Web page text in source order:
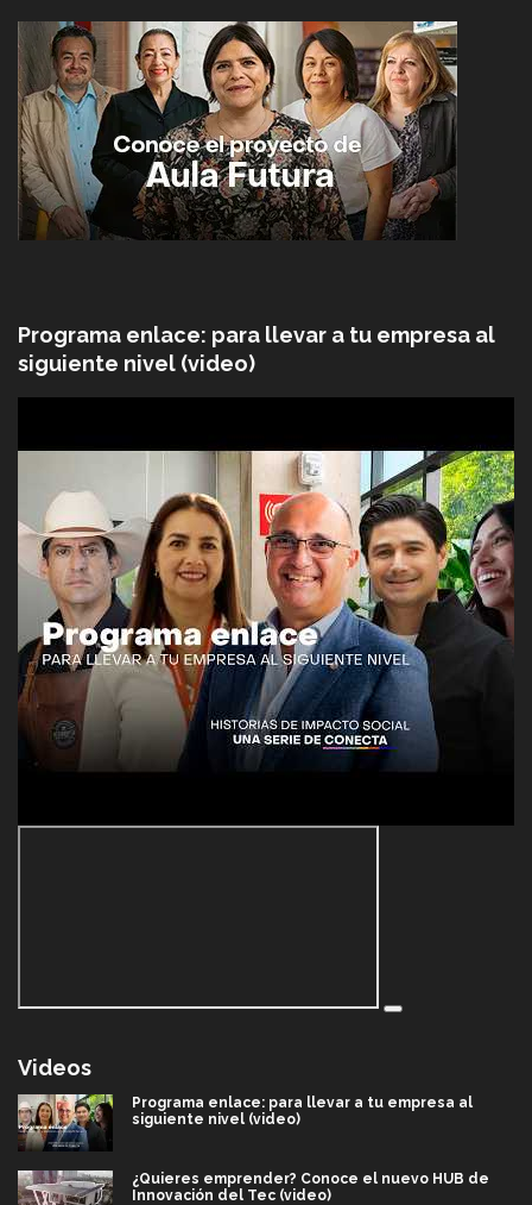
Programa enlace: para llevar a tu empresa al
siguiente nivel (video)
Videos
Programa enlace: para llevar a tu empresa al
siguiente nivel (video)
¿Quieres emprender? Conoce el nuevo HUB de
Innovación del Tec (video)